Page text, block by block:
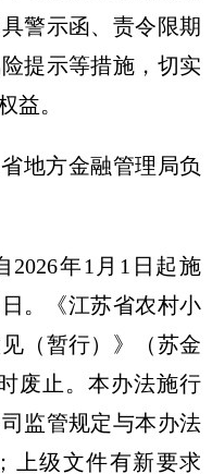
警示函、责令限期
提示等措施，切实
益。
地方金融管理局负
年1月1日起施
。《江苏省农村小
（暂行）》（苏金
废止。本办法施行
监管规定与本办法
上级文件有新要求